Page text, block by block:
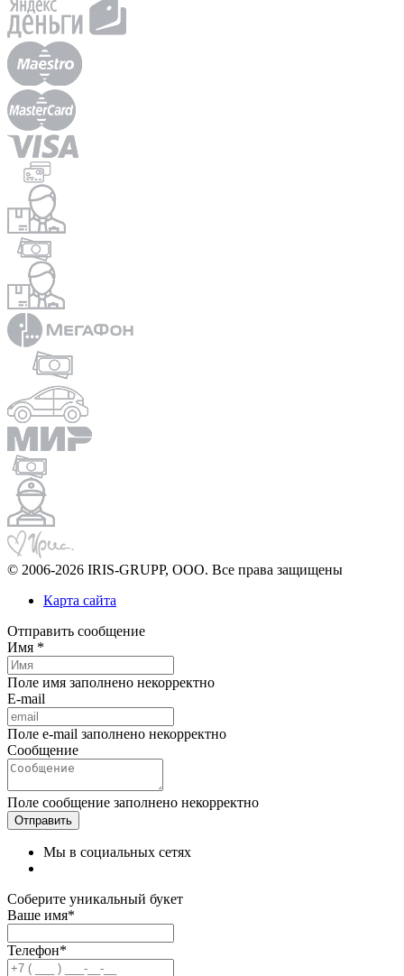
© 2006-2026 IRIS-GRUPP, OOO. Все права защищены
Карта сайта
Отправить сообщение
Имя *
Поле имя заполнено некорректно
E-mail
Поле e-mail заполнено некорректно
Сообщение
Поле сообщение заполнено некорректно
Мы в социальных сетях
Соберите уникальный букет
Ваше имя*
Телефон*